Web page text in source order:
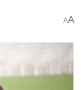
AA